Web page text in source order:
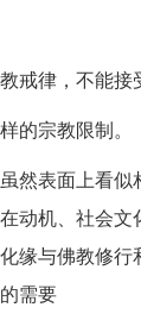
戒律，不能接
的宗教限制。
然表面上看似
动机、社会文
缘与佛教修行
需要